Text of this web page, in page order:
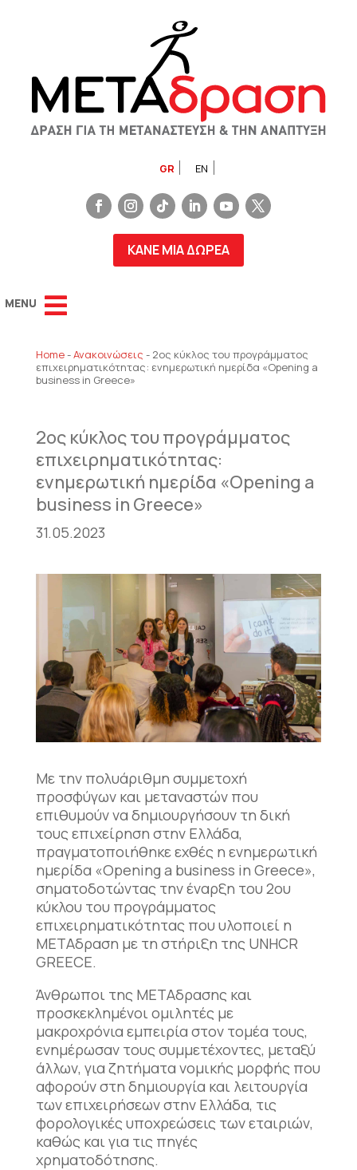
GR EN
ΚΑΝΕ ΜΙΑ ΔΩΡΕΑ
Home-Ανακοινώσεις - 2ος κύκλος του προγράμματος
επιχειρηματικότητας: ενημερωτική ημερίδα «Opening a
business in Greece»
2ος κύκλος του προγράμματος
επιχειρηματικότητας:
ενημερωτική ημερίδα «Opening a
business in Greece»
31.05.2023
Με την πολυάριθμη συμμετοχή
προσφύγων και μεταναστών που
επιθυμούν να δημιουργήσουν τη δική
τους επιχείρηση στην Ελλάδα,
πραγματοποιήθηκε εχθές η ενημερωτική
ημερίδα «Opening a business in Greece»,
σηματοδοτώντας την έναρξη του 2ου
κύκλου του προγράμματος
επιχειρηματικότητας που υλοποιεί η
ΜΕΤΑδραση με τη στήριξη της UNHCR
GREECE.
Άνθρωποι της ΜΕΤΑδρασης και
προσκεκλημένοι ομιλητές με
μακροχρόνια εμπειρία στον τομέα τους,
ενημέρωσαν τους συμμετέχοντες, μεταξύ
άλλων, για ζητήματα νομικής μορφής που
αφορούν στη δημιουργία και λειτουργία
των επιχειρήσεων στην Ελλάδα, τις
φορολογικές υποχρεώσεις των εταιριών,
καθώς και για τις πηγές
χρηματοδότησης.